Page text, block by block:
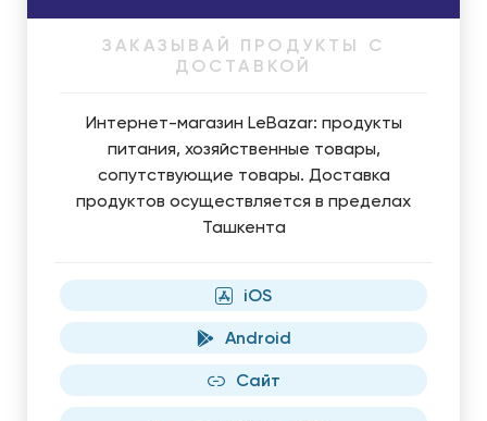
ЗАКАЗЫВАЙ ПРОДУКТЫ С
ДОСТАВКОЙ
Интернет-магазин LeBazar: продукты
питания, хозяйственные товары,
сопутствующие товары. Доставка
продуктов осуществляется в пределах
Ташкента
iOS
Android
Сайт